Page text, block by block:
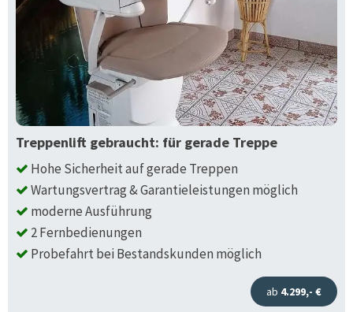
Treppenlift gebraucht: für gerade Treppe
Hohe Sicherheit auf gerade Treppen
Wartungsvertrag & Garantieleistungen möglich
moderne Ausführung
2 Fernbedienungen
Probefahrt bei Bestandskunden möglich
ab 4.299,- €